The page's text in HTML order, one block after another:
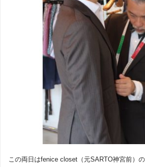
この両日はfenice closet（元SARTO神宮前）